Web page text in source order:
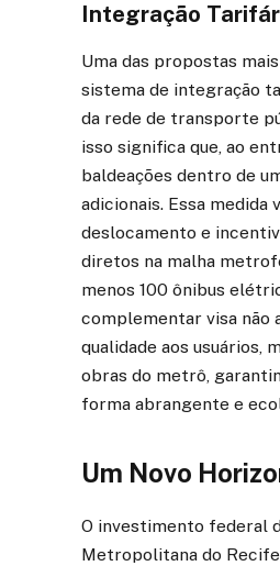
Integração
Uma das propostas
sistema de integração
da rede de transporte
isso significa que, ao
baldeações dentro de
adicionais. Essa
deslocamento e
diretos na malha
menos 100 ônibus
complementar visa não
qualidade aos usuários,
obras do metrô,
forma abrangente e
Um Novo
O investimento federal
Metropolitana do